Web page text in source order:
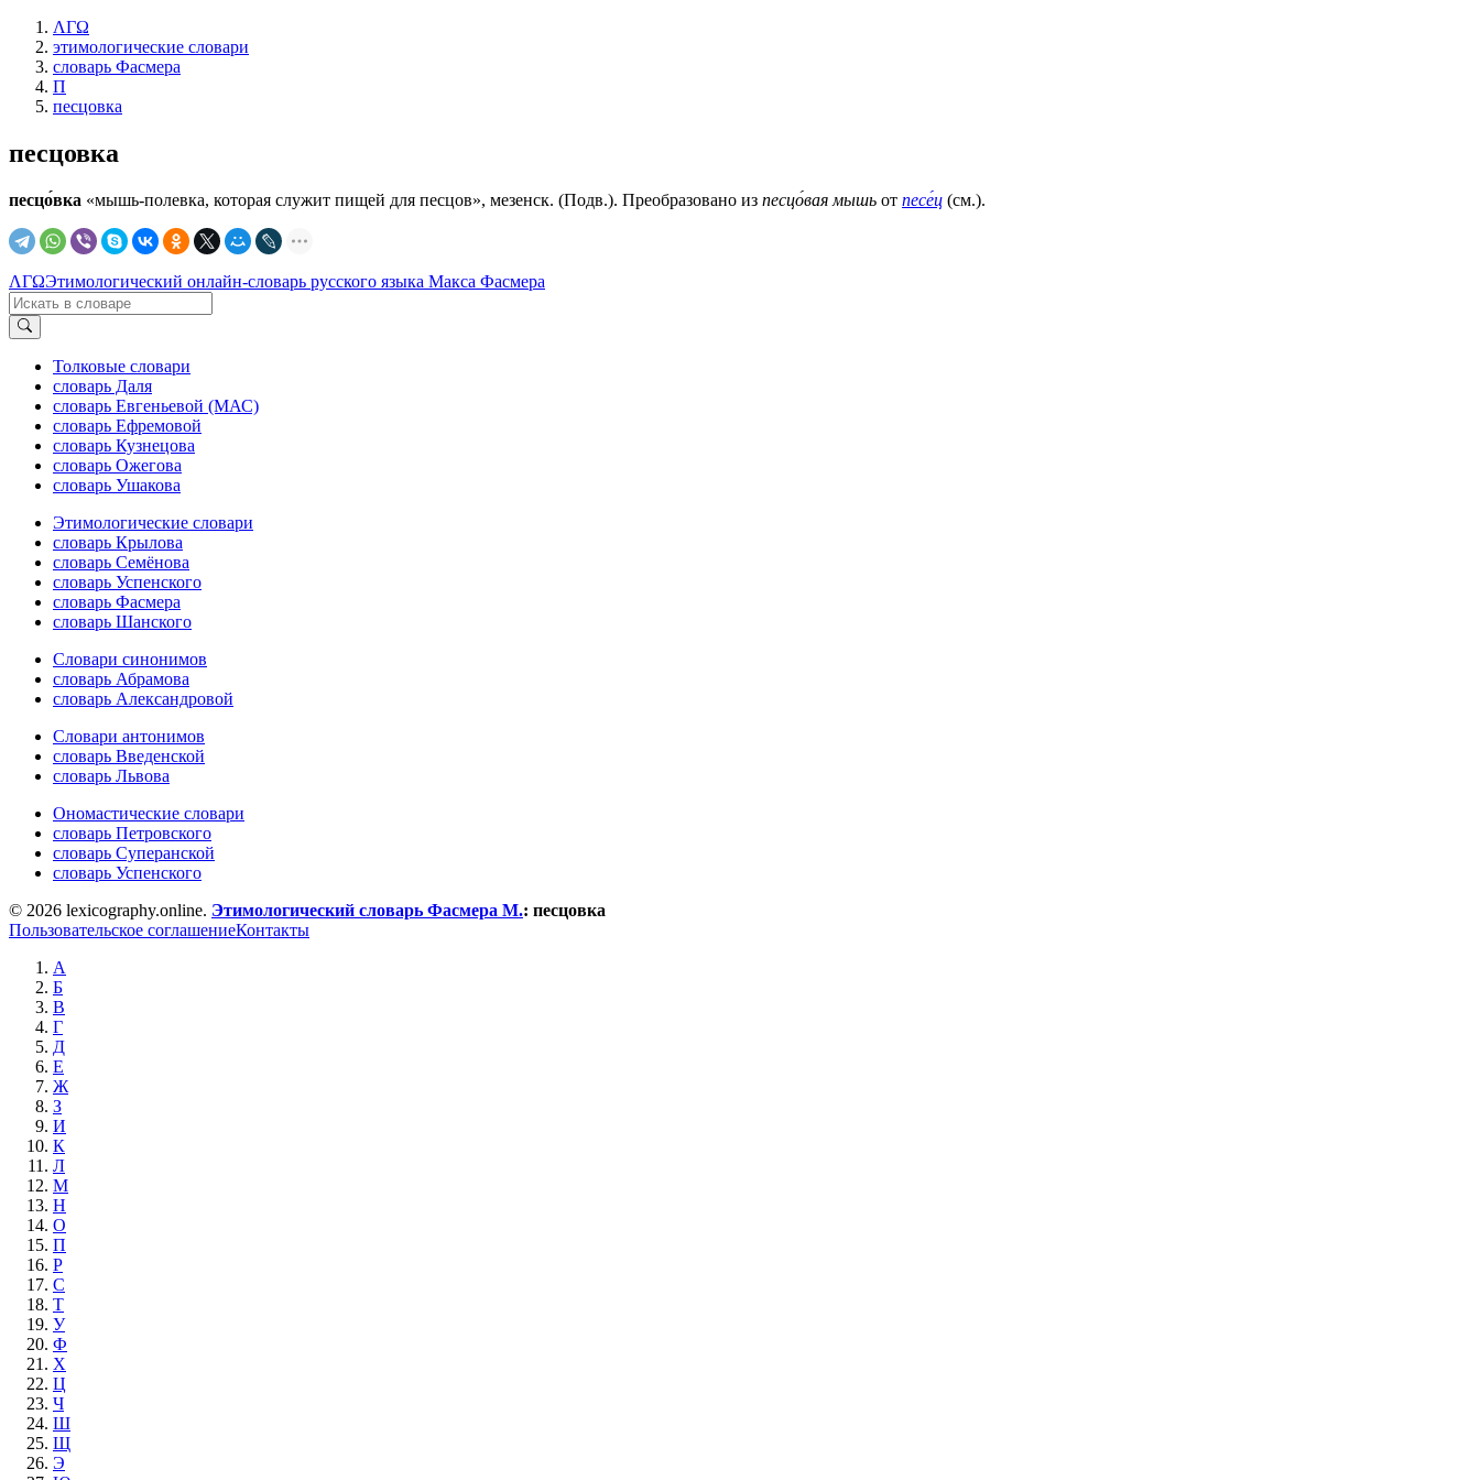
ΛΓΩ
этимологические словари
словарь Фасмера
П
песцовка
песцовка
песцо́вка «мышь-полевка, которая служит пищей для песцов», мезенск. (Подв.). Преобразовано из песцо́вая мышь от песе́ц (см.).
ΛΓΩЭтимологический онлайн-словарь русского языка Макса Фасмера
Толковые словари
словарь Даля
словарь Евгеньевой (МАС)
словарь Ефремовой
словарь Кузнецова
словарь Ожегова
словарь Ушакова
Этимологические словари
словарь Крылова
словарь Семёнова
словарь Успенского
словарь Фасмера
словарь Шанского
Словари синонимов
словарь Абрамова
словарь Александровой
Словари антонимов
словарь Введенской
словарь Львова
Ономастические словари
словарь Петровского
словарь Суперанской
словарь Успенского
© 2026 lexicography.online. Этимологический словарь Фасмера М.: песцовка
Пользовательское соглашениеКонтакты
А
Б
В
Г
Д
Е
Ж
З
И
К
Л
М
Н
О
П
Р
С
Т
У
Ф
Х
Ц
Ч
Ш
Щ
Э